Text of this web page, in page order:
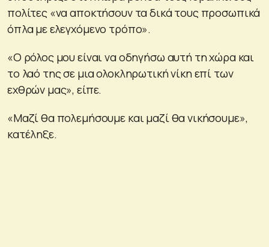
πολίτες «να αποκτήσουν τα δικά τους προσωπικά
όπλα με ελεγχόμενο τρόπο».
«Ο ρόλος μου είναι να οδηγήσω αυτή τη χώρα και
το λαό της σε μια ολοκληρωτική νίκη επί των
εχθρών μας», είπε.
«Μαζί θα πολεμήσουμε και μαζί θα νικήσουμε»,
κατέληξε.